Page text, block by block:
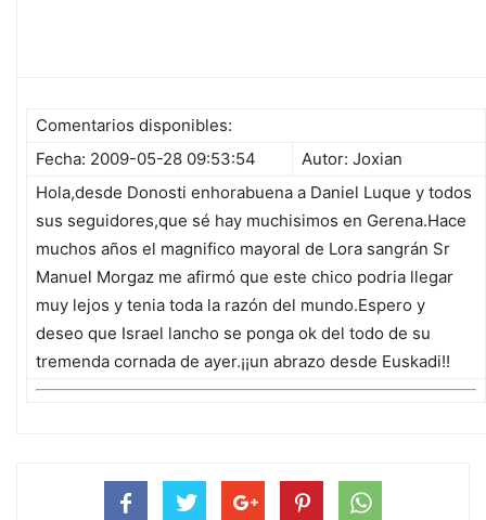
Comentarios disponibles:
Fecha: 2009-05-28 09:53:54
Autor: Joxian
Hola,desde Donosti enhorabuena a Daniel Luque y todos
sus seguidores,que sé hay muchisimos en Gerena.Hace
muchos años el magnifico mayoral de Lora sangrán Sr
Manuel Morgaz me afirmó que este chico podria llegar
muy lejos y tenia toda la razón del mundo.Espero y
deseo que Israel lancho se ponga ok del todo de su
tremenda cornada de ayer.¡¡un abrazo desde Euskadi!!